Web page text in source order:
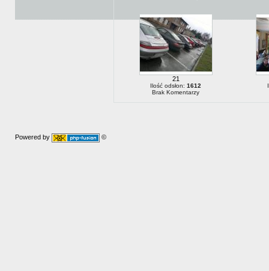
21
Ilość odsłon: 1612
Brak Komentarzy
Powered by ©